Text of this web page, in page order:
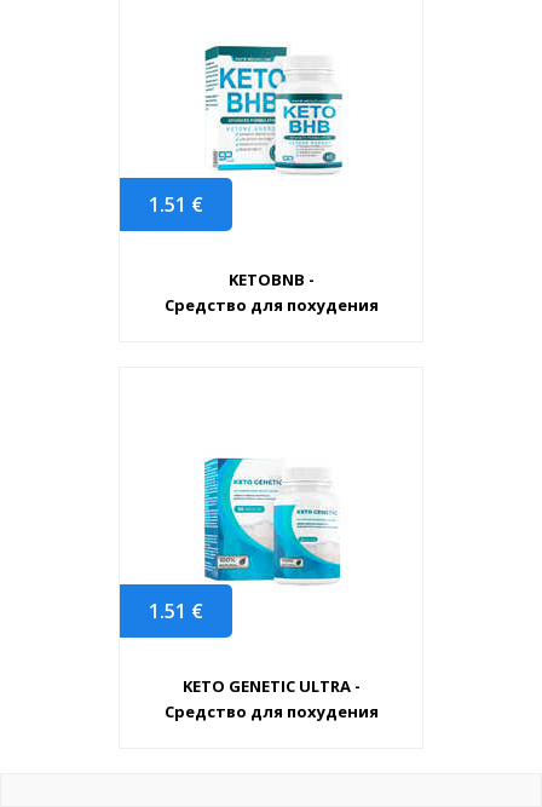
1.51 €
KETOBNB -
Средство для похудения
1.51 €
KETO GENETIC ULTRA -
Средство для похудения